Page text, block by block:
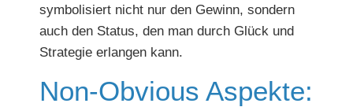
symbolisiert nicht nur den Gewinn, sondern
auch den Status, den man durch Glück und
Strategie erlangen kann.
Non-Obvious Aspekte: